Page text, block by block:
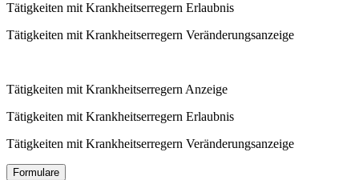
Tätigkeiten mit Krankheitserregern Erlaubnis
Tätigkeiten mit Krankheitserregern Veränderungsanzeige
Tätigkeiten mit Krankheitserregern Anzeige
Tätigkeiten mit Krankheitserregern Erlaubnis
Tätigkeiten mit Krankheitserregern Veränderungsanzeige
Formulare